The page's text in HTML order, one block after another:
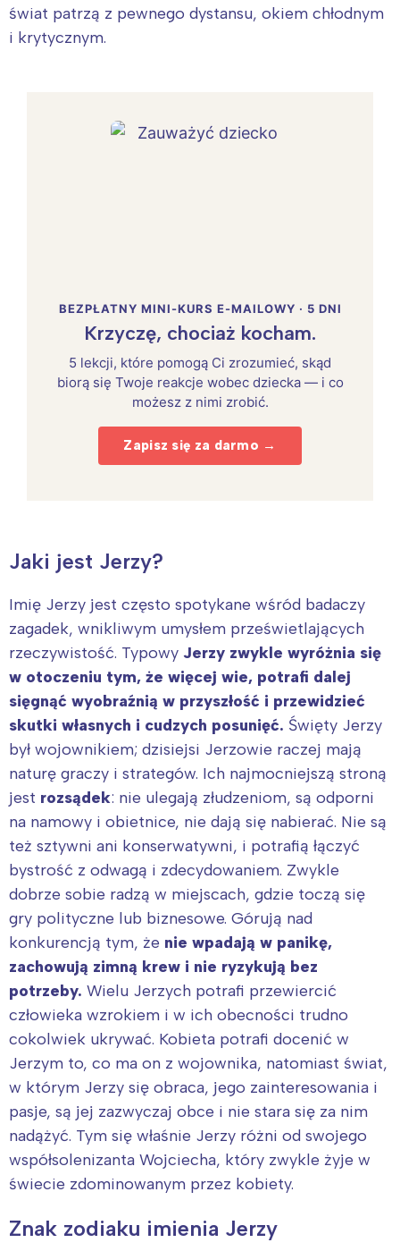
świat patrzą z pewnego dystansu, okiem chłodnym
i krytycznym.
BEZPŁATNY MINI-KURS E-MAILOWY · 5 DNI
Krzyczę, chociaż kocham.
5 lekcji, które pomogą Ci zrozumieć, skąd
biorą się Twoje reakcje wobec dziecka — i co
możesz z nimi zrobić.
Zapisz się za darmo →
Jaki jest Jerzy?
Imię Jerzy jest często spotykane wśród badaczy
zagadek, wnikliwym umysłem prześwietlających
rzeczywistość. Typowy Jerzy zwykle wyróżnia się
w otoczeniu tym, że więcej wie, potrafi dalej
sięgnąć wyobraźnią w przyszłość i przewidzieć
skutki własnych i cudzych posunięć. Święty Jerzy
był wojownikiem; dzisiejsi Jerzowie raczej mają
naturę graczy i strategów. Ich najmocniejszą stroną
jest rozsądek: nie ulegają złudzeniom, są odporni
na namowy i obietnice, nie dają się nabierać. Nie są
też sztywni ani konserwatywni, i potrafią łączyć
bystrość z odwagą i zdecydowaniem. Zwykle
dobrze sobie radzą w miejscach, gdzie toczą się
gry polityczne lub biznesowe. Górują nad
konkurencją tym, że nie wpadają w panikę,
zachowują zimną krew i nie ryzykują bez
potrzeby. Wielu Jerzych potrafi przewiercić
człowieka wzrokiem i w ich obecności trudno
cokolwiek ukrywać. Kobieta potrafi docenić w
Jerzym to, co ma on z wojownika, natomiast świat,
w którym Jerzy się obraca, jego zainteresowania i
pasje, są jej zazwyczaj obce i nie stara się za nim
nadążyć. Tym się właśnie Jerzy różni od swojego
współsolenizanta Wojciecha, który zwykle żyje w
świecie zdominowanym przez kobiety.
Znak zodiaku imienia Jerzy